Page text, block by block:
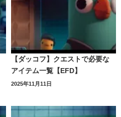
【ダッコフ】クエストで必要な
アイテム一覧【EFD】
2025年11月11日